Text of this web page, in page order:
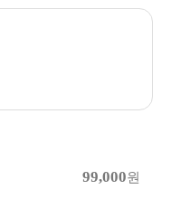
99,000원